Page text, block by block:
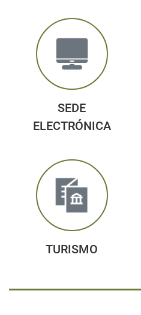
SEDE
ELECTRÓNICA
TURISMO